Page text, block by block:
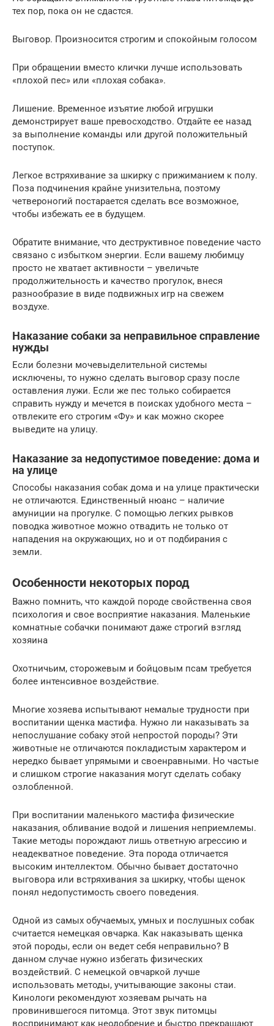
тех пор, пока он не сдастся.
Выговор. Произносится строгим и спокойным голосом
При обращении вместо клички лучше использовать
«плохой пес» или «плохая собака».
Лишение. Временное изъятие любой игрушки
демонстрирует ваше превосходство. Отдайте ее назад
за выполнение команды или другой положительный
поступок.
Легкое встряхивание за шкирку с прижиманием к полу.
Поза подчинения крайне унизительна, поэтому
четвероногий постарается сделать все возможное,
чтобы избежать ее в будущем.
Обратите внимание, что деструктивное поведение часто
связано с избытком энергии. Если вашему любимцу
просто не хватает активности – увеличьте
продолжительность и качество прогулок, внеся
разнообразие в виде подвижных игр на свежем
воздухе.
Наказание собаки за неправильное справление
нужды
Если болезни мочевыделительной системы
исключены, то нужно сделать выговор сразу после
оставления лужи. Если же пес только собирается
справить нужду и мечется в поисках удобного места –
отвлеките его строгим «Фу» и как можно скорее
выведите на улицу.
Наказание за недопустимое поведение: дома и
на улице
Способы наказания собак дома и на улице практически
не отличаются. Единственный нюанс – наличие
амуниции на прогулке. С помощью легких рывков
поводка животное можно отвадить не только от
нападения на окружающих, но и от подбирания с
земли.
Особенности некоторых пород
Важно помнить, что каждой породе свойственна своя
психология и свое восприятие наказания. Маленькие
комнатные собачки понимают даже строгий взгляд
хозяина
Охотничьим, сторожевым и бойцовым псам требуется
более интенсивное воздействие.
Многие хозяева испытывают немалые трудности при
воспитании щенка мастифа. Нужно ли наказывать за
непослушание собаку этой непростой породы? Эти
животные не отличаются покладистым характером и
нередко бывает упрямыми и своенравными. Но частые
и слишком строгие наказания могут сделать собаку
озлобленной.
При воспитании маленького мастифа физические
наказания, обливание водой и лишения неприемлемы.
Такие методы порождают лишь ответную агрессию и
неадекватное поведение. Эта порода отличается
высоким интеллектом. Обычно бывает достаточно
выговора или встряхивания за шкирку, чтобы щенок
понял недопустимость своего поведения.
Одной из самых обучаемых, умных и послушных собак
считается немецкая овчарка. Как наказывать щенка
этой породы, если он ведет себя неправильно? В
данном случае нужно избегать физических
воздействий. С немецкой овчаркой лучше
использовать методы, учитывающие законы стаи.
Кинологи рекомендуют хозяевам рычать на
провинившегося питомца. Этот звук питомцы
воспринимают как неодобрение и быстро прекращают